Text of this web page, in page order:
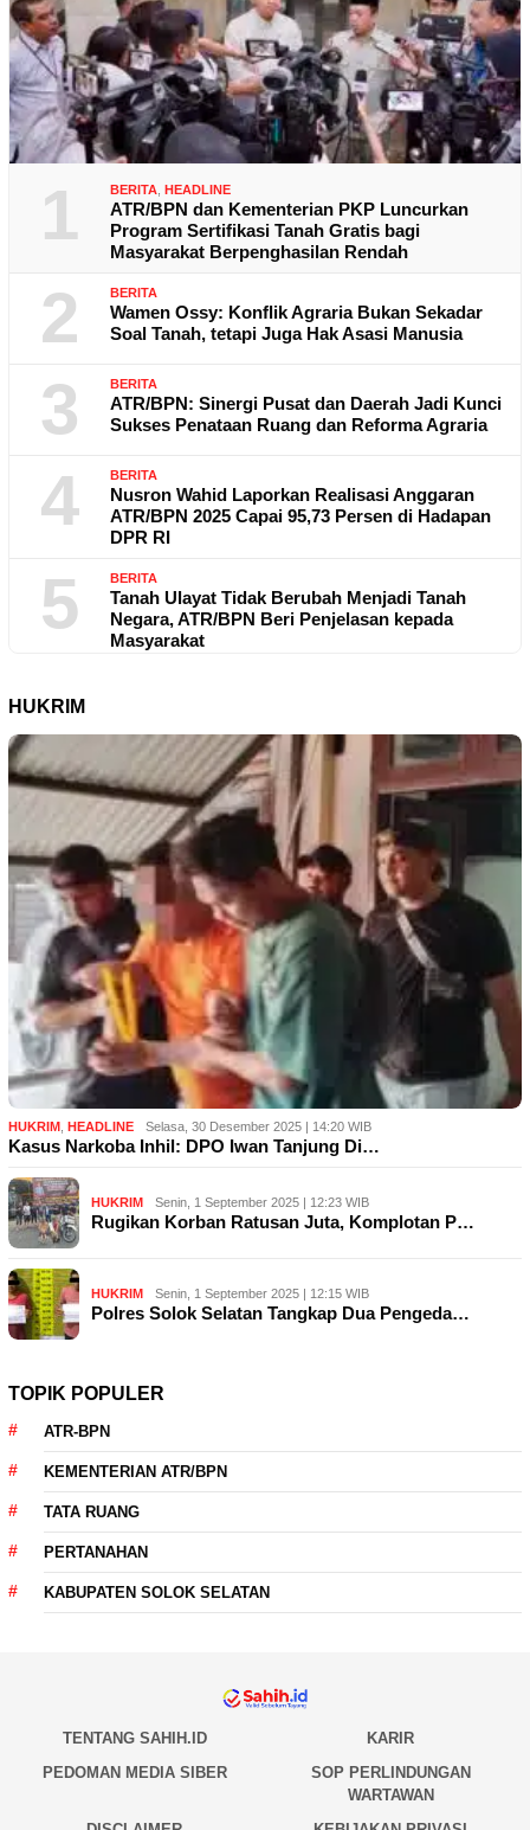
1 BERITA HEADLINE
ATR/BPN dan Kementerian PKP Luncurkan
Program Sertifikasi Tanah Gratis bagi
Masyarakat Berpenghasilan Rendah
2 BERITA
Wamen Ossy: Konflik Agraria Bukan Sekadar
Soal Tanah, tetapi Juga Hak Asasi Manusia
3 BERITA
ATR/BPN: Sinergi Pusat dan Daerah Jadi Kunci
Sukses Penataan Ruang dan Reforma Agraria
4 BERITA
Nusron Wahid Laporkan Realisasi Anggaran
ATR/BPN 2025 Capai 95,73 Persen di Hadapan
DPR RI
5 BERITA
Tanah Ulayat Tidak Berubah Menjadi Tanah
Negara, ATR/BPN Beri Penjelasan kepada
Masyarakat
HUKRIM
HUKRIM , HEADLINE Selasa, 30 Desember 2025 | 14:20 WIB
Kasus Narkoba Inhil: DPO Iwan Tanjung Di…
HUKRIM Senin, 1 September 2025 | 12:23 WIB
Rugikan Korban Ratusan Juta, Komplotan P…
HUKRIM Senin, 1 September 2025 | 12:15 WIB
Polres Solok Selatan Tangkap Dua Pengeda…
TOPIK POPULER
ATR-BPN
KEMENTERIAN ATR/BPN
TATA RUANG
PERTANAHAN
KABUPATEN SOLOK SELATAN
TENTANG SAHIH.ID
KARIR
PEDOMAN MEDIA SIBER
SOP PERLINDUNGAN
WARTAWAN